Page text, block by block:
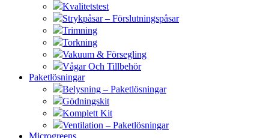
Kvalitetstest
Strykpåsar – Förslutningspåsar
Trimning
Torkning
Vakuum & Försegling
Vågar Och Tillbehör
Paketlösningar
Belysning – Paketlösningar
Gödningskit
Komplett Kit
Ventilation – Paketlösningar
Microgreens